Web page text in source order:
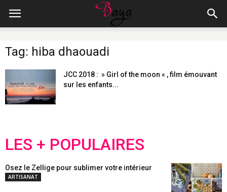
Tag: hiba dhaouadi
JCC 2018 : » Girl of the moon « , film émouvant
sur les enfants...
LES + POPULAIRES
Osez le Zellige pour sublimer votre intérieur
ARTISANAT